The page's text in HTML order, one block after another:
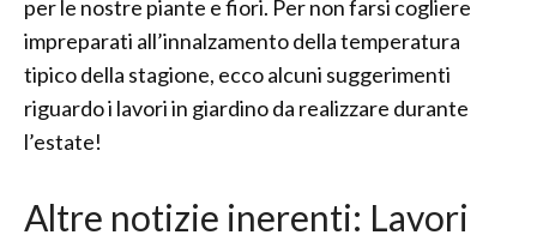
per le nostre piante e fiori. Per non farsi cogliere
impreparati all’innalzamento della temperatura
tipico della stagione, ecco alcuni suggerimenti
riguardo i lavori in giardino da realizzare durante
l’estate!
Altre notizie inerenti: Lavori